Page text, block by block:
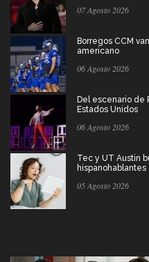
07 Agosto 2026
Borregos CCM
americano
06 Agosto 2026
Del escenario de
Estados Unidos
06 Agosto 2026
Tec y UT Austin
hispanohablantes
05 Agosto 2026